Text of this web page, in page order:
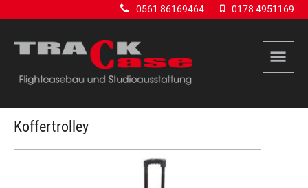
0561 86169464 0178 4951169
Koffertrolley